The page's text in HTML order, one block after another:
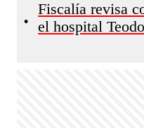
•
Fiscalía revisa
el hospital